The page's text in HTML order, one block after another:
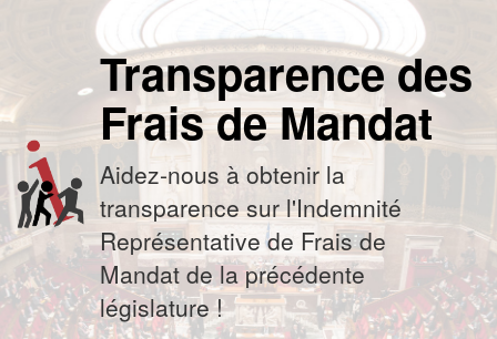
Transparence des
Frais de Mandat
Aidez-nous à obtenir la
transparence sur l'Indemnité
Représentative de Frais de
Mandat de la précédente
législature !